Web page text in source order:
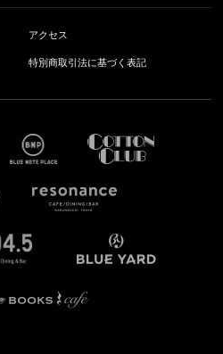
アクセス
特別商取引法に基づく表記